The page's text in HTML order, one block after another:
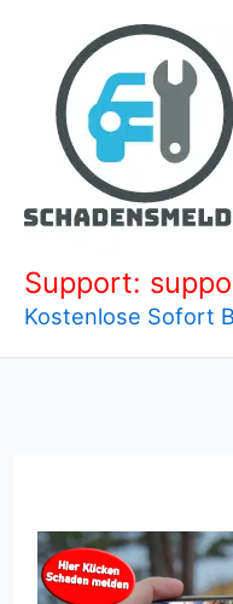
springen
Support:
Kostenlose Sofort